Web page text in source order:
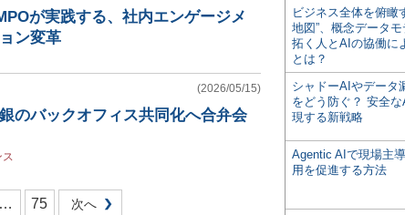
が実践する、社内エンゲージメ
ン変革
(2026/05/15)
のバックオフィス共同化へ合弁会
… 75 次へ
ビジネス全体を俯瞰
地図”、概念データモ
拓く人とAIの協働に
とは？
シャドーAIやデータ
をどう防ぐ？ 安全
現する新戦略
Agentic AIで現場主
用を促進する方法